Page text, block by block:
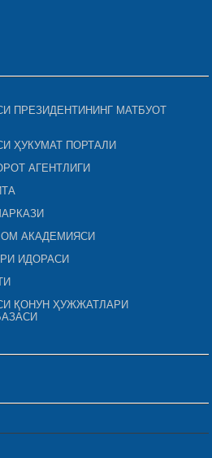
ПРЕЗИДЕНТИНИНГ МАТБУОТ
ҲУКУМАТ ПОРТАЛИ
АГЕНТЛИГИ
АКАДЕМИЯСИ
ИДОРАСИ
ҚОНУН ҲУЖЖАТЛАРИ